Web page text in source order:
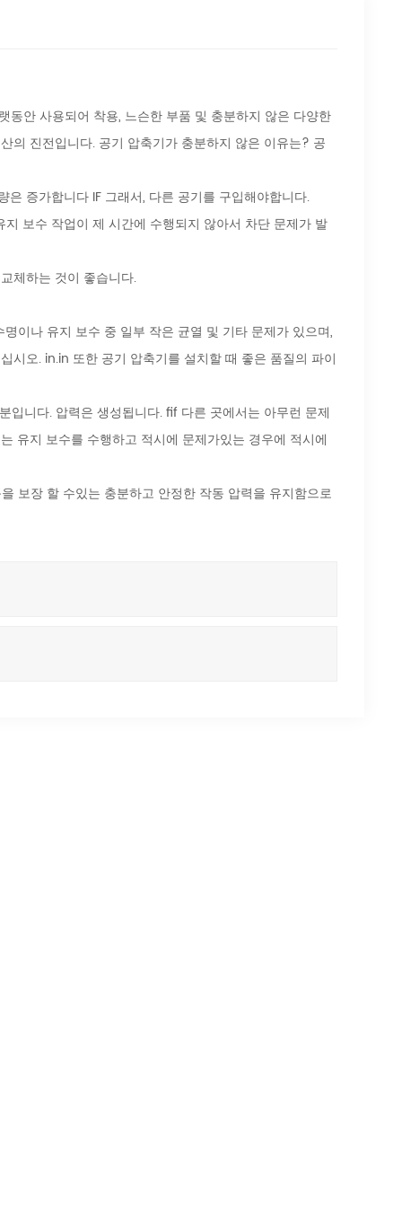
안 사용되어 착용, 느슨한 부품 및 충분하지 않은 다양한
의 진전입니다. 공기 압축기가 충분하지 않은 이유는? 공
증가합니다 IF 그래서, 다른 공기를 구입해야합니다.
보수 작업이 제 시간에 수행되지 않아서 차단 문제가 발
체하는 것이 좋습니다.
나 유지 보수 중 일부 작은 균열 및 기타 문제가 있으며,
시오. in.in 또한 공기 압축기를 설치할 때 좋은 품질의 파이
입니다. 압력은 생성됩니다. fif 다른 곳에서는 아무런 문제
유지 보수를 수행하고 적시에 문제가있는 경우에 적시에
보장 할 수있는 충분하고 안정한 작동 압력을 유지함으로